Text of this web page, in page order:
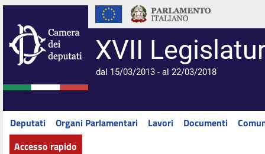
XVII
dal 15/03/2013 - al 22/03/2018
Deputati Organi Parlamentari Lavori Documenti
Accesso rapido